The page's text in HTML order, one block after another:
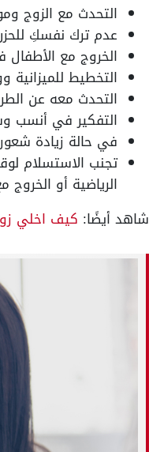
التحدث مع الزوج
عدم ترك نفسكِ
الخروج مع
التخطيط
التحدث معه عن
التفكير في أنسب
في حالة زيادة
تجنب الاستسلام
الرياضية أو الخروج
شاهد أيضًا: كيف اخلي